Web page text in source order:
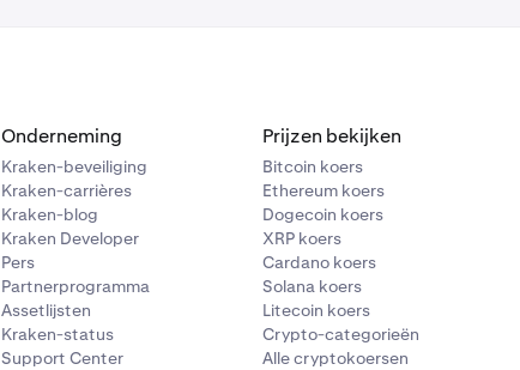
Onderneming
Kraken-beveiliging
Kraken-carrières
Kraken-blog
Kraken Developer
Pers
Partnerprogramma
Assetlijsten
Kraken-status
Support Center
Prijzen bekijken
Bitcoin koers
Ethereum koers
Dogecoin koers
XRP koers
Cardano koers
Solana koers
Litecoin koers
Crypto-categorieën
Alle cryptokoersen